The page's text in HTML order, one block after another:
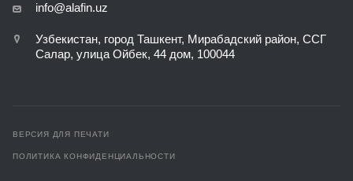
info@alafin.uz
Узбекистан, город Ташкент, Мирабадский район, ССГ
Салар, улица Ойбек, 44 дом, 100044
ВЕРСИЯ ДЛЯ ПЕЧАТИ
ПОЛИТИКА КОНФИДЕНЦИАЛЬНОСТИ